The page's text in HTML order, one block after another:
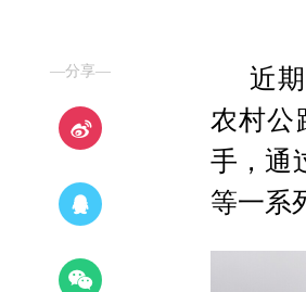
—分享—
近
农村公
手，通
等一系